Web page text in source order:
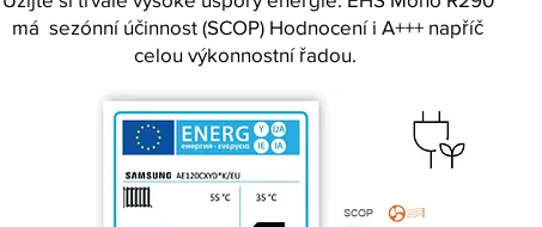
má sezónní účinnost (SCOP) Hodnocení i A+++ napříč
celou výkonnostní řadou.